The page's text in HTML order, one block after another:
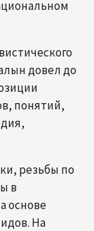
довел до
понятий,
резьбы по
в
основе
На